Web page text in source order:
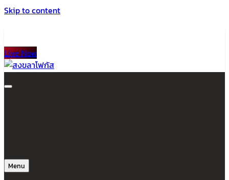
Skip to content
Live Now
สงขลาโฟกัส
ติดตามข่าวสาร ภาคใต้ หาดใหญ่และสงขลา จากสำนักข่าวโฟกัส
Menu